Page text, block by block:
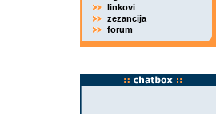
linkovi
zezancija
forum